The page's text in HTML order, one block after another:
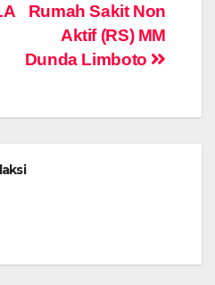
Rumah Sakit Non
Aktif (RS) MM
Dunda Limboto